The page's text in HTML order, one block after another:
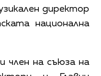
директор
национална
на съюза на